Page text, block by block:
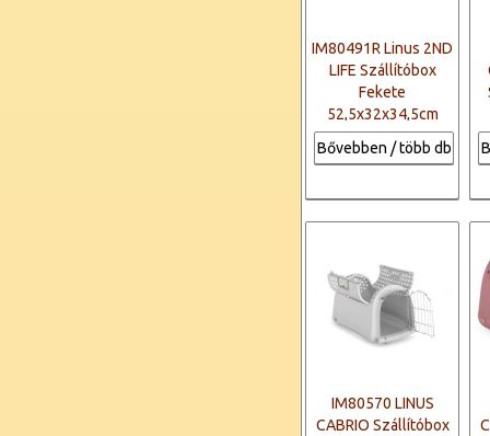
IM80491R Linus 2ND
LIFE Szállítóbox
Fekete
52,5x32x34,5cm
Bővebben / több db
IM80570 LINUS
CABRIO Szállítóbox